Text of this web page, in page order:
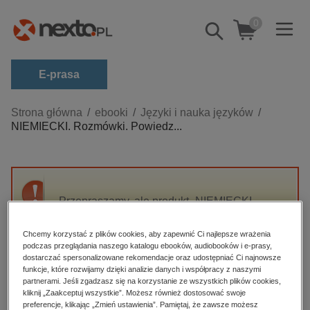
Pokaż/schowaj
wyszukiwarkę
0
E-prasa
Kategorie
Zobacz wszystkie E-prasa
budownictwo, aranżacja wnętrz
darmowe wydania
edukacja
hobby, sport, rozrywka
komputery, internet, technologie, informatyka
Strona główna ebooki
Języki i nauka języków
NIEMIECKI. Rozmówki. Powiedz...
Przepraszamy, ale produkt „NIEMIECKI.
High-contrast mode
Polecane
Chcemy korzystać z plików cookies, aby zapewnić Ci najlepsze wrażenia
podczas przeglądania naszego katalogu ebooków, audiobooków i e-prasy,
dostarczać spersonalizowane rekomendacje oraz udostępniać Ci najnowsze
funkcje, które rozwijamy dzięki analizie danych i współpracy z naszymi
partnerami. Jeśli zgadzasz się na korzystanie ze wszystkich plików cookies,
kliknij „Zaakceptuj wszystkie”. Możesz również dostosować swoje
preferencje, klikając „Zmień ustawienia”. Pamiętaj, że zawsze możesz